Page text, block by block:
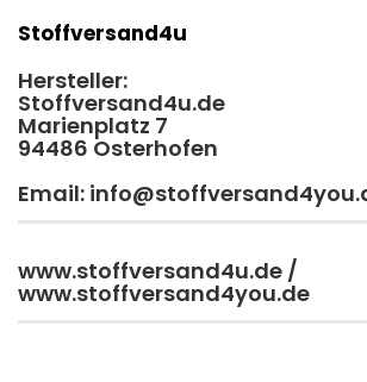
Stoffversand4u
Hersteller:
Stoffversand4u.de
Marienplatz 7
94486 Osterhofen
Email:
www.stoffversand4u.de /
www.stoffversand4you.de